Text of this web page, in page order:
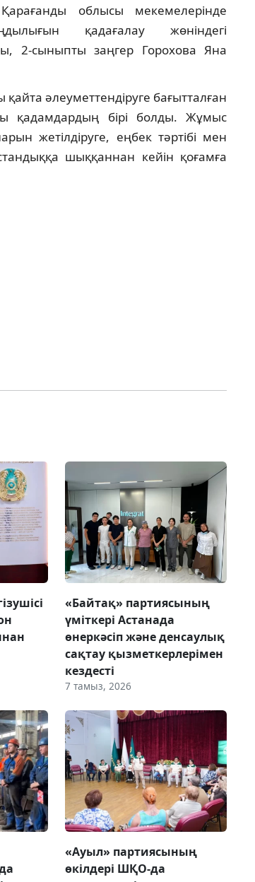
Қарағанды облысы мекемелерінде
қадағалау жөніндегі
2-сыныпты заңгер Горохова Яна
әлеуметтендіруге бағытталған
қадамдардың бірі болды. Жұмыс
жетілдіруге, еңбек тәртібі мен
шыққаннан кейін қоғамға
«Байтақ» партиясының
үміткері Астанада
өнеркәсіп және денсаулық
сақтау қызметкерлерімен
кездесті
7 тамыз, 2026
«Ауыл» партиясының
өкілдері ШҚО-да